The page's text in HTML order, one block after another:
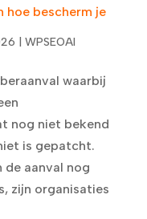
hoe bescherm je
WPSEOAI
waarbij
nog niet bekend
is gepatcht.
aanval nog
zijn organisaties